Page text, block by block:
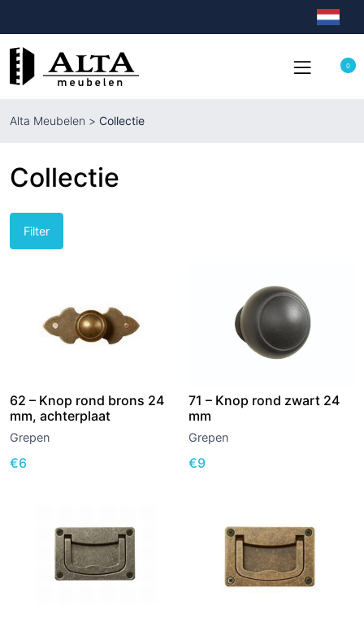
0
Alta Meubelen > Collectie
Collectie
Filter
62 – Knop rond brons 24
mm, achterplaat
Grepen
€6
71 – Knop rond zwart 24
mm
Grepen
€9